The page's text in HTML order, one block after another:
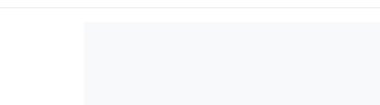
Chính phủ đề xuất hơn 288 nghìn tỷ làm đường Vành đai 5 -